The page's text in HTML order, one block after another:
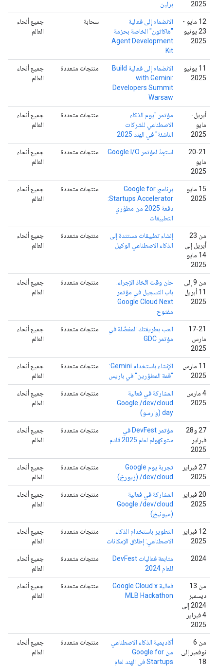
2025 برلين
‫12 مايو -
23 يونيو
2025
الانضمام إلى فعالية
"هاكاثون" الخاصة بحزمة
Agent Development
Kit
سحابة
جميع أنحاء
العالم
‫11 يونيو
2025
الانضمام إلى فعالية Build
with Gemini:
Developers Summit
Warsaw
منتجات متعددة
جميع أنحاء
العالم
أبريل-
مايو
2025
مؤتمر "يوم الذكاء
الاصطناعي للشركات
الناشئة" في الهند 2025
منتجات متعددة
جميع أنحاء
العالم
‫20-21
مايو
2025
استعِدّ لمؤتمر Google I/O منتجات متعددة
جميع أنحاء
العالم
‫15 مايو
2025
برنامج Google for
Startups Accelerator:
دفعة 2025 من مطوّري
التطبيقات
منتجات متعددة
جميع أنحاء
العالم
من 23
أبريل إلى
14 مايو
2025
إنشاء تطبيقات مستندة إلى
الذكاء الاصطناعي الوكيل
منتجات متعددة
جميع أنحاء
العالم
من 9 إلى
11 أبريل
2025
حان وقت اتّخاذ الإجراء:
باب التسجيل في مؤتمر
Google Cloud Next
مفتوح
منتجات متعددة
جميع أنحاء
العالم
‫17-21
مارس
2025
العب بطريقتك المفضّلة في
مؤتمر GDC
منتجات متعددة
جميع أنحاء
العالم
‫11 مارس
2025
الإنشاء باستخدام Gemini:
"قمة المطوّرين" في باريس
منتجات متعددة
جميع أنحاء
العالم
‫4 مارس
2025
المشاركة في فعالية
Google /dev/cloud
day (وارسو)
منتجات متعددة
جميع أنحاء
العالم
‫27 و28
فبراير
2025
مؤتمر DevFest في
ستوكهولم لعام 2025 قادم
منتجات متعددة
جميع أنحاء
العالم
‫27 فبراير
2025
تجربة يوم Google
/dev/cloud (زيورخ)
منتجات متعددة
جميع أنحاء
العالم
‫20 فبراير
2025
المشاركة في فعالية
Google /dev/cloud
(ميونيخ)
منتجات متعددة
جميع أنحاء
العالم
‫12 فبراير
2025
التطوير باستخدام الذكاء
الاصطناعي: إطلاق الإمكانات
منتجات متعددة
جميع أنحاء
العالم
2024
متابعة فعاليات DevFest
للعام 2024
منتجات متعددة
جميع أنحاء
العالم
من 13
ديسمبر
2024 إلى
4 فبراير
2025
فعالية Google Cloud x
MLB Hackathon
منتجات متعددة
جميع أنحاء
العالم
من 6
نوفمبر إلى
18
أكاديمية الذكاء الاصطناعي
من Google for
Startups في الهند لعام
منتجات متعددة
جميع أنحاء
العالم